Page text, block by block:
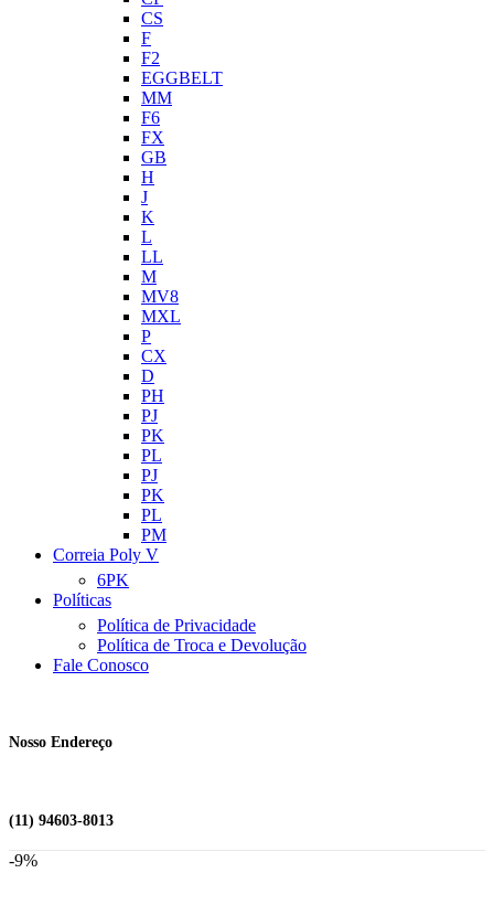
CS
F
F2
EGGBELT
MM
F6
FX
GB
H
J
K
L
LL
M
MV8
MXL
P
CX
D
PH
PJ
PK
PL
PJ
PK
PL
PM
Correia Poly V
6PK
Políticas
Política de Privacidade
Política de Troca e Devolução
Fale Conosco
Nosso Endereço
(11) 94603-8013
-9%